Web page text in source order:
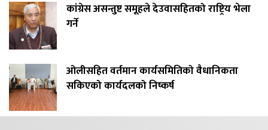
कांग्रेस असन्तुष्ट समूहले देउवासहितको राष्ट्रिय भेला
गर्ने
ओलीसहित वर्तमान कार्यसमितिको वैधानिकता
सकिएको कार्यदलको निष्कर्ष